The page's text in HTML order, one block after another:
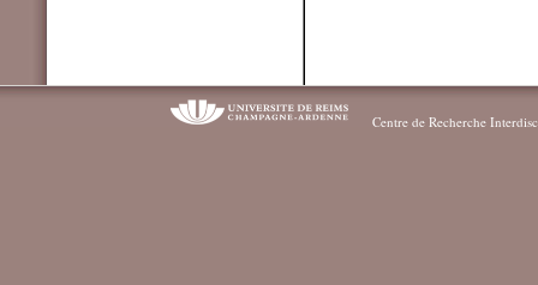
Centre de Recherche